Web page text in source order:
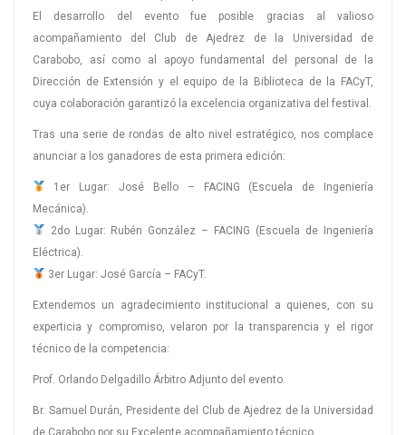
El desarrollo del evento fue posible gracias al valioso
acompañamiento del Club de Ajedrez de la Universidad de
Carabobo, así como al apoyo fundamental del personal de la
Dirección de Extensión y el equipo de la Biblioteca de la FACyT,
cuya colaboración garantizó la excelencia organizativa del festival.
Tras una serie de rondas de alto nivel estratégico, nos complace
anunciar a los ganadores de esta primera edición:
1er Lugar: José Bello – FACING (Escuela de Ingeniería
Mecánica).
2do Lugar: Rubén González – FACING (Escuela de Ingeniería
Eléctrica).
3er Lugar: José García – FACyT.
Extendemos un agradecimiento institucional a quienes, con su
experticia y compromiso, velaron por la transparencia y el rigor
técnico de la competencia:
Prof. Orlando Delgadillo Árbitro Adjunto del evento.
Br. Samuel Durán, Presidente del Club de Ajedrez de la Universidad
de Carabobo por su Excelente acompañamiento técnico.